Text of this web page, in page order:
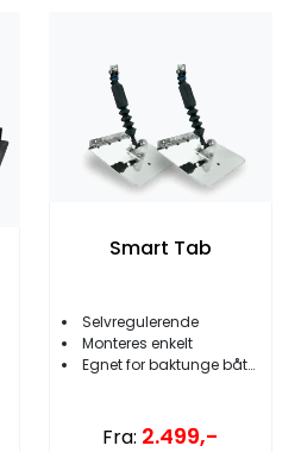
Smart Tab
Selvregulerende
Monteres enkelt
Egnet for baktunge båter
Fra: 2.499,-